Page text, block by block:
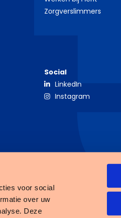
voor social
over uw
Deze
Zorgverslimmers
Social
LinkedIn
Instagram